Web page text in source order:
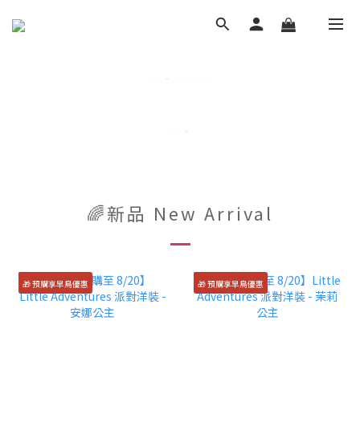
🌈新品 New Arrival
🎁 預購享早鳥優惠 🎁 預購享早鳥優惠